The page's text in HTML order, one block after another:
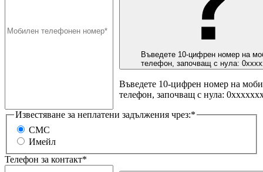
Въведете 10-цифрен номер на
телефон, започващ с нула:
Въведете 10-цифрен номер на
телефон, започващ с нула:
Известяване за неплатени задължения чрез:*
СМС
Имейл
Телефон за контакт*